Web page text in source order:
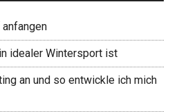
anfangen
idealer Wintersport ist
an und so entwickle ich mich